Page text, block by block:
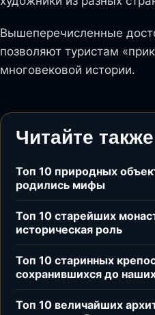
Вышеперечисленные
позволяют туристам
многовековой истории.
Читайте также
Топ 10 природных
родились мифы
Топ 10 старейших
историческая роль
Топ 10 старинных
сохранившихся до
Топ 10 величайших